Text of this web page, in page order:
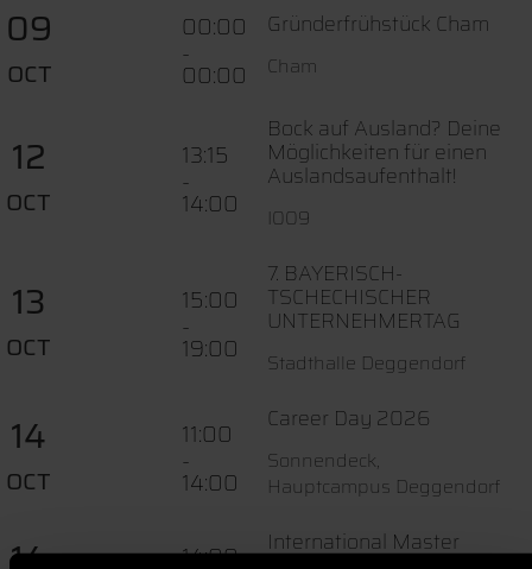
09
OCT
00:00
-
00:00
Gründerfrühstück Cham
Cham
12
OCT
13:15
-
14:00
Bock auf Ausland? Deine
Möglichkeiten für einen
Auslandsaufenthalt!
I009
13
OCT
15:00
-
19:00
7. BAYERISCH-
TSCHECHISCHER
UNTERNEHMERTAG
Stadthalle Deggendorf
14
OCT
11:00
-
14:00
Career Day 2026
Sonnendeck,
Hauptcampus Deggendorf
14:00 International Master